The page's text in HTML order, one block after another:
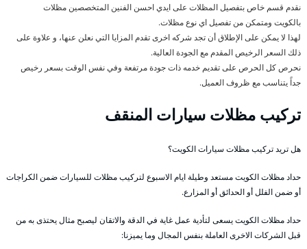
نقدم قسم خاص بتفصيل المظلات على ايدي احسن الفنين المتخصصين مظلات
بالكويت ومتمكن من تفصيل اي نوع مظلات.
لهذا لا يمكن على الإطلاق أن تجد شركه اخرى تقدم المزايا التي نعلن عنها، و علاوة على
ذلك السعر الرخيص المقدم مع الجودة العالية.
نحرص كل الحرص على تقديم خدمه ذات جودة مرتفعة وفي نفس الوقت بسعر رخيص
جداً يتناسب مع ظروف العميل.
تركيب مظلات سيارات المنقف
هل تريد تركيب مظلات سيارات الكويت؟
حداد مظلات الكويت مستعد وطيلة ايام الاسبوع لتركيب مظلات للسيارات ضمن الكراجات
أو ضمن الفلل أو الحدائق أو المزارع.
حداد مظلات الكويت يسعى لتأدية عمل غاية في الدقة والاتقان ليصبح مثال يحتذى به من
قبل الشركات الاخرى العاملة بنفس المجال وما يميزنا: